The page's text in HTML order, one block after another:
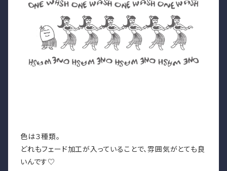
色は３種類。
どれもフェード加工が入っていることで、雰囲気がとても良
いんです♡